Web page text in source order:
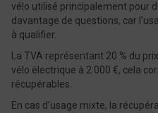
vélo utilisé principalement pour
davantage de questions, car
à qualifier.
La TVA représentant 20 % du
vélo électrique à 2 000 €, cela
récupérables.
En cas d’usage mixte, la